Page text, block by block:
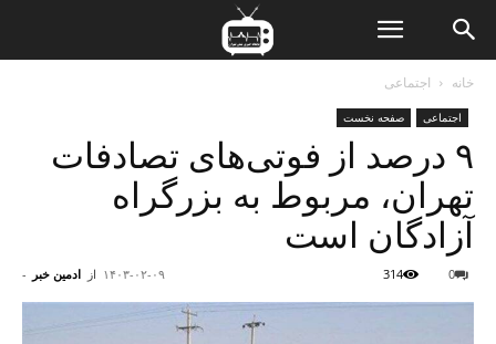
خانه اجتماعی
اجتماعی صفحه نخست
۹ درصد از فوتی‌های تصادفات
تهران، مربوط به بزرگراه
آزادگان است
از ادمین خبر - ۱۴۰۳-۰۲-۰۹ 0
314